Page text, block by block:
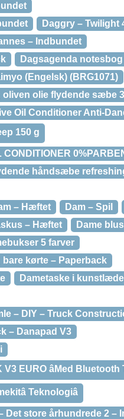
Daggry – Twilight
– Indbundet
Dagsagenda notesbog
(Engelsk) (BRG1071)
oliven olie flydende sæbe
Oil Conditioner Anti-
150 g
CONDITIONER
håndsæbe
– Hæftet Dam – Spil
– Hæftet
Dame
5 farver
kørte – Paperback
Dametaske i
– DIY – Truck
– Danapad V3
EURO âMed Bluetooth
Teknologiâ
Det store århundrede 2 –